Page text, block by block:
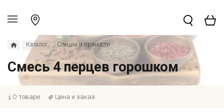
Каталог Специи и пряности
Смесь 4 перцев горошком
О товаре Цена и заказ